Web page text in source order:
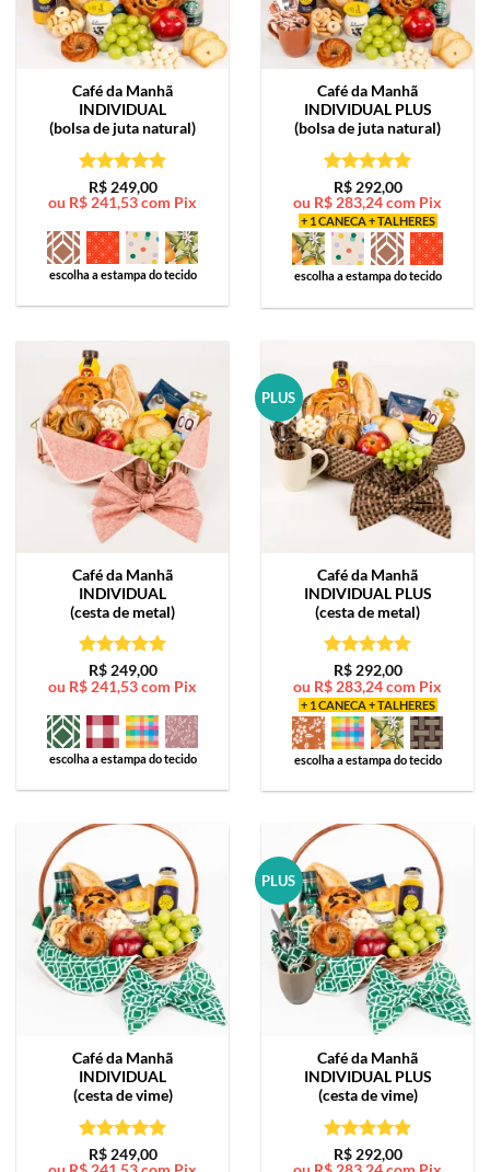
Café da Manhã
INDIVIDUAL
(bolsa de juta natural)
Avaliação5
de 5
R$249,00
ou R$ 241,53com Pix
escolha a estampa do tecido
Café da Manhã
INDIVIDUAL PLUS
(bolsa de juta natural)
Avaliação5
de 5
R$292,00
ou R$ 283,24com Pix
+ 1 CANECA + TALHERES
escolha a estampa do tecido
Café da Manhã
INDIVIDUAL
(cesta de metal)
Avaliação5
de 5
R$249,00
ou R$ 241,53com Pix
escolha a estampa do tecido
PLUS
Café da Manhã
INDIVIDUAL PLUS
(cesta de metal)
Avaliação5
de 5
R$292,00
ou R$ 283,24com Pix
+ 1 CANECA + TALHERES
escolha a estampa do tecido
Café da Manhã
INDIVIDUAL
(cesta de vime)
Avaliação5
R$249,00
PLUS
Café da Manhã
INDIVIDUAL PLUS
(cesta de vime)
Avaliação5
R$292,00